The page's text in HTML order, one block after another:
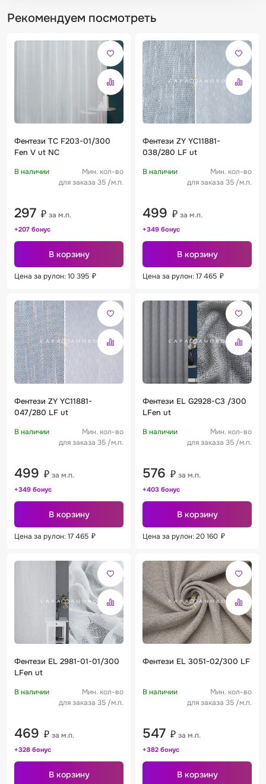
Рекомендуем посмотреть
Фентези TC F203-01/300
Fen V ut NC
В наличии
Мин. кол-во
для заказа 35 /м.п.
297 ₽ за м.п.
+207 бонус
В корзину
Цена за рулон: 10 395 ₽
Фентези ZY YC11881-
038/280 LF ut
В наличии
Мин. кол-во
для заказа 35 /м.п.
499 ₽ за м.п.
+349 бонус
В корзину
Цена за рулон: 17 465 ₽
Фентези ZY YC11881-
047/280 LF ut
В наличии
Мин. кол-во
для заказа 35 /м.п.
499 ₽ за м.п.
+349 бонус
В корзину
Цена за рулон: 17 465 ₽
Фентези EL G2928-C3 /300
LFen ut
В наличии
Мин. кол-во
для заказа 35 /м.п.
576 ₽ за м.п.
+403 бонус
В корзину
Цена за рулон: 20 160 ₽
Фентези EL 2981-01-01/300
LFen ut
В наличии
Мин. кол-во
для заказа 35 /м.п.
469 ₽ за м.п.
+328 бонус
В корзину
Фентези EL 3051-02/300 LF
В наличии
Мин. кол-во
для заказа 35 /м.п.
547 ₽ за м.п.
+382 бонус
В корзину